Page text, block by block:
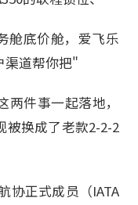
舱底价舱，爱飞乐
渠道帮你把"
件事一起落地，
被换成了老款2-2-2
协正式成员（IATA